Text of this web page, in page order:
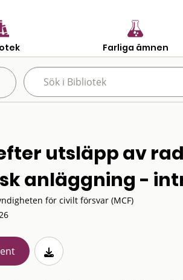
Farliga ämnen
utsläpp av
anläggning -
för civilt försvar (MCF)